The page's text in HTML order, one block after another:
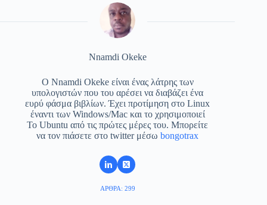
Nnamdi Okeke
Ο Nnamdi Okeke είναι ένας λάτρης των
υπολογιστών που του αρέσει να διαβάζει ένα
ευρύ φάσμα βιβλίων. Έχει προτίμηση στο Linux
έναντι των Windows/Mac και το χρησιμοποιεί
Το Ubuntu από τις πρώτες μέρες του. Μπορείτε
να τον πιάσετε στο twitter μέσωbongotrax
ΆΡΘΡΑ: 299